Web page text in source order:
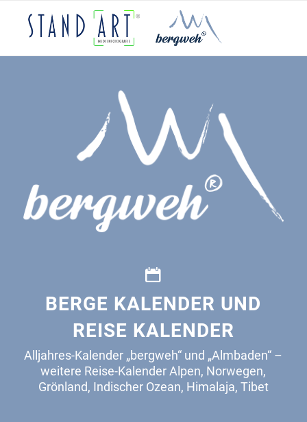
BERGE KALENDER UND
REISE KALENDER
Alljahres-Kalender „bergweh“ und „Almbaden“ –
weitere Reise-Kalender Alpen, Norwegen,
Grönland, Indischer Ozean, Himalaja, Tibet